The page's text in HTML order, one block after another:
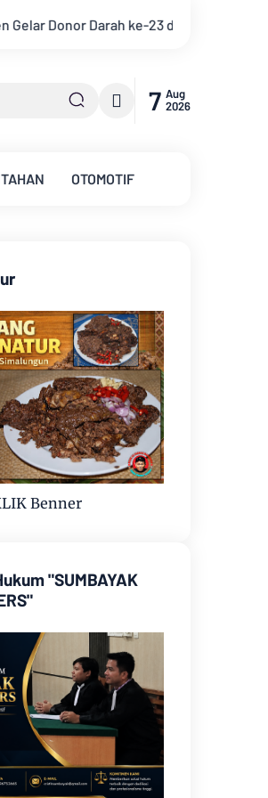
Anniversary Sinsen
7 Aug
2026
OTOMOTIF
Benner
"SUMBAYAK